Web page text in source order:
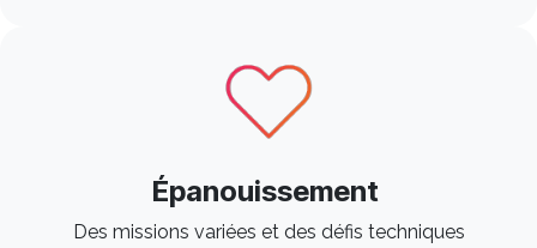
Épanouissement
Des missions variées et des défis techniques